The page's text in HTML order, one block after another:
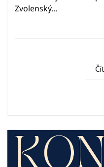
Zvolenský...